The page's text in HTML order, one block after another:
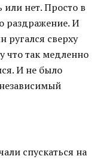
нет. Просто в
раздражение. И
ругался сверху
что так медленно
И не было
спускаться на